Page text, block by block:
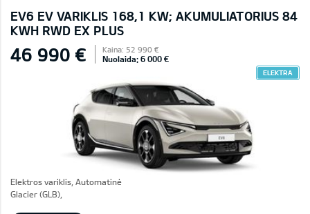
EV6 EV VARIKLIS 168,1 KW; AKUMULIATORIUS 84
KWH RWD EX PLUS
46 990 € Kaina: 52 990 €
Nuolaida: 6 000 €
ELEKTRA
Elektros variklis, Automatinė
Glacier (GLB),